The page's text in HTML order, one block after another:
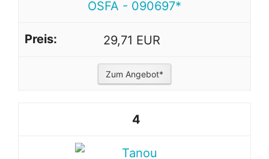
OSFA - 090697*
29,71 EUR
Zum Angebot*
4